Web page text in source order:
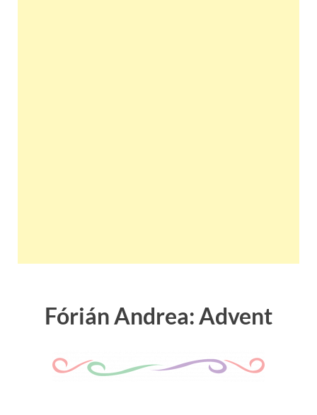
Fórián Andrea: Advent